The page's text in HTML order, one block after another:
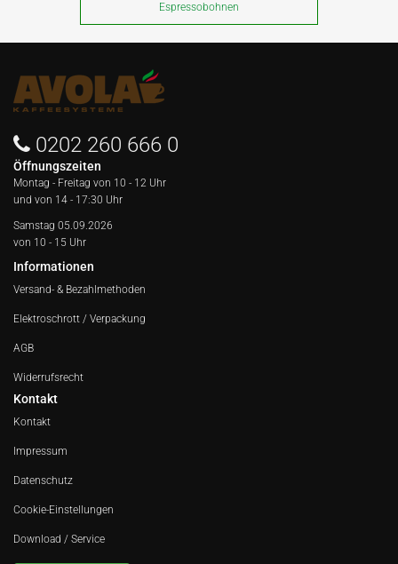
Espressobohnen
0202 260 666 0
Öffnungszeiten
Montag - Freitag von 10 - 12 Uhr
und von 14 - 17:30 Uhr
Samstag 05.09.2026
von 10 - 15 Uhr
Informationen
Versand- & Bezahlmethoden
Elektroschrott / Verpackung
AGB
Widerrufsrecht
Kontakt
Kontakt
Impressum
Datenschutz
Cookie-Einstellungen
Download / Service